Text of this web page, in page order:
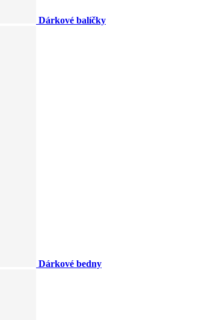
Dárkové balíčky
Dárkové bedny